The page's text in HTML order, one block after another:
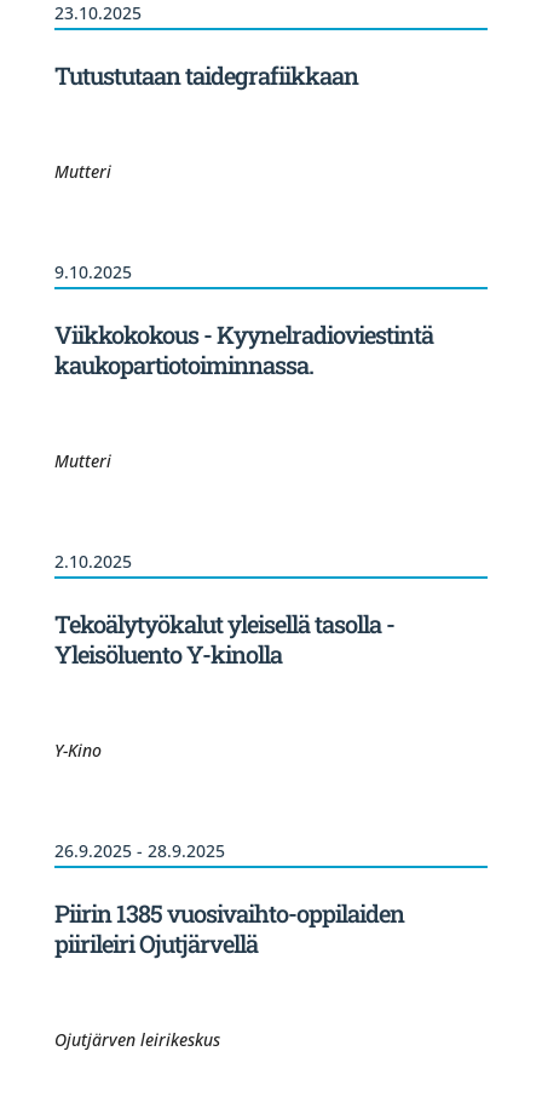
23.10.2025
Tutustutaan taidegrafiikkaan
Mutteri
9.10.2025
Viikkokokous - Kyynelradioviestintä
kaukopartiotoiminnassa.
Mutteri
2.10.2025
Tekoälytyökalut yleisellä tasolla -
Yleisöluento Y-kinolla
Y-Kino
26.9.2025 - 28.9.2025
Piirin 1385 vuosivaihto-oppilaiden
piirileiri Ojutjärvellä
Ojutjärven leirikeskus